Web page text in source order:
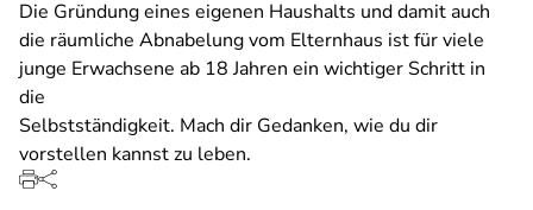
Die Gründung eines eigenen Haushalts und damit auch
die räumliche Abnabelung vom Elternhaus ist für viele
junge Erwachsene ab 18 Jahren ein wichtiger Schritt in
die
Selbstständigkeit. Mach dir Gedanken, wie du dir
vorstellen kannst zu leben.